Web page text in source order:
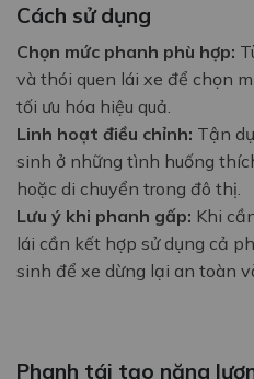
Cách sử dụng
Chọn mức phanh phù hợp:
và thói quen lái xe để chọn
tối ưu hóa hiệu quả.
Linh hoạt điều chỉnh: Tận
sinh ở những tình huống
hoặc di chuyển trong đô thị.
Lưu ý khi phanh gấp: Khi
lái cần kết hợp sử dụng cả
sinh để xe dừng lại an toàn
Phanh tái tạo năng